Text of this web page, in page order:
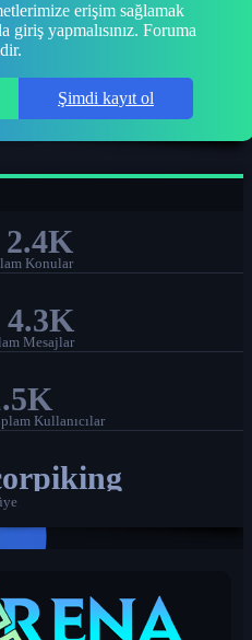
erişim sağlamak
giriş yapmalısınız. Foruma
Şimdi kayıt ol
2.4K
Konular
4.3K
Mesajlar
Kullanıcılar